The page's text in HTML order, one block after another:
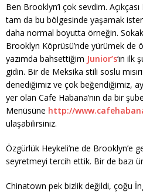
Ben Brooklyn’i çok sevdim.
tam da bu bölgesinde yaşamak
daha normal boyutta örneğin.
Brooklyn Köprüsü’nde yürümek de
yazımda bahsettiğim Junior’s‘ın ilk
gidin. Bir de Meksika stili soslu
denediğimiz ve çok beğendiğimiz,
yer olan Cafe Habana’nın da bir
Menüsüne http://
ulaşabilirsiniz.
Özgürlük Heykeli’ne de Brooklyn’e
seyretmeyi tercih ettik. Bir de bazı
Chinatown pek bizlik değildi, çoğu